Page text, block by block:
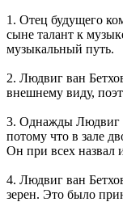
1. Отец будущего
сыне талант к
музыкальный путь.
2. Людвиг ван
внешнему виду,
3. Однажды Людвиг
потому что в зале
Он при всех назвал
4. Людвиг ван
зерен. Это было